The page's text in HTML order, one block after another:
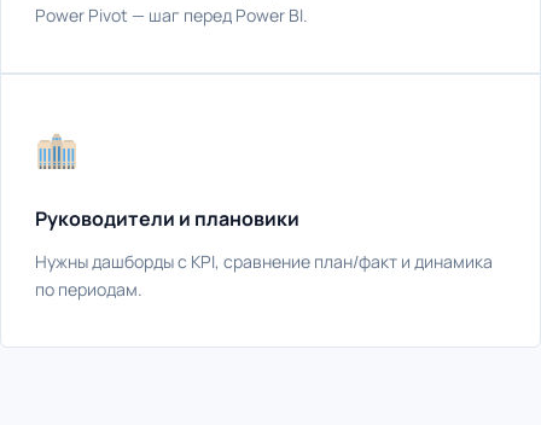
Power Pivot — шаг перед Power BI.
Руководители и плановики
Нужны дашборды с KPI, сравнение план/факт и динамика
по периодам.